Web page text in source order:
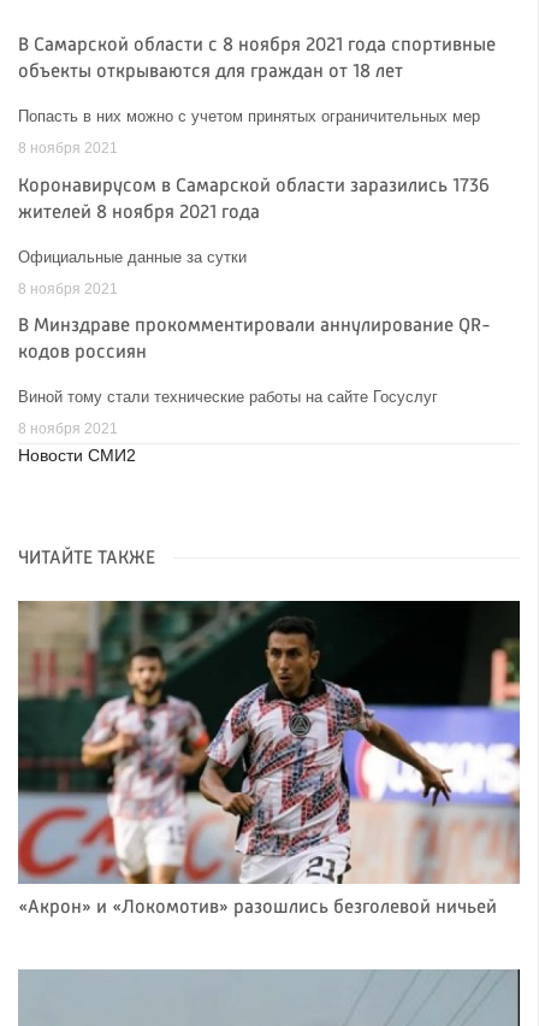
В Самарской области с 8 ноября 2021 года спортивные
объекты открываются для граждан от 18 лет
Попасть в них можно с учетом принятых ограничительных мер
8 ноября 2021
Коронавирусом в Самарской области заразились 1736
жителей 8 ноября 2021 года
Официальные данные за сутки
8 ноября 2021
В Минздраве прокомментировали аннулирование QR-
кодов россиян
Виной тому стали технические работы на сайте Госуслуг
8 ноября 2021
Новости СМИ2
ЧИТАЙТЕ ТАКЖЕ
«Акрон» и «Локомотив» разошлись безголевой ничьей